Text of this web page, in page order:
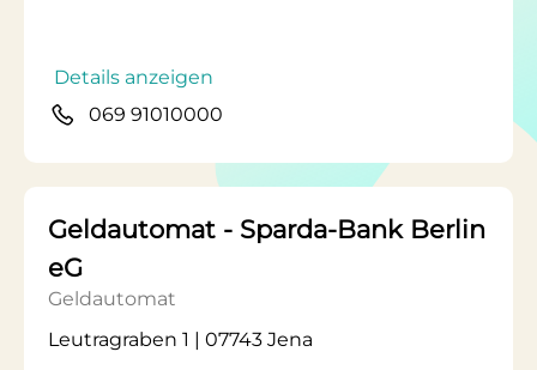
Details anzeigen
069 91010000
Geldautomat - Sparda-Bank Berlin
eG
Geldautomat
Leutragraben 1 | 07743 Jena